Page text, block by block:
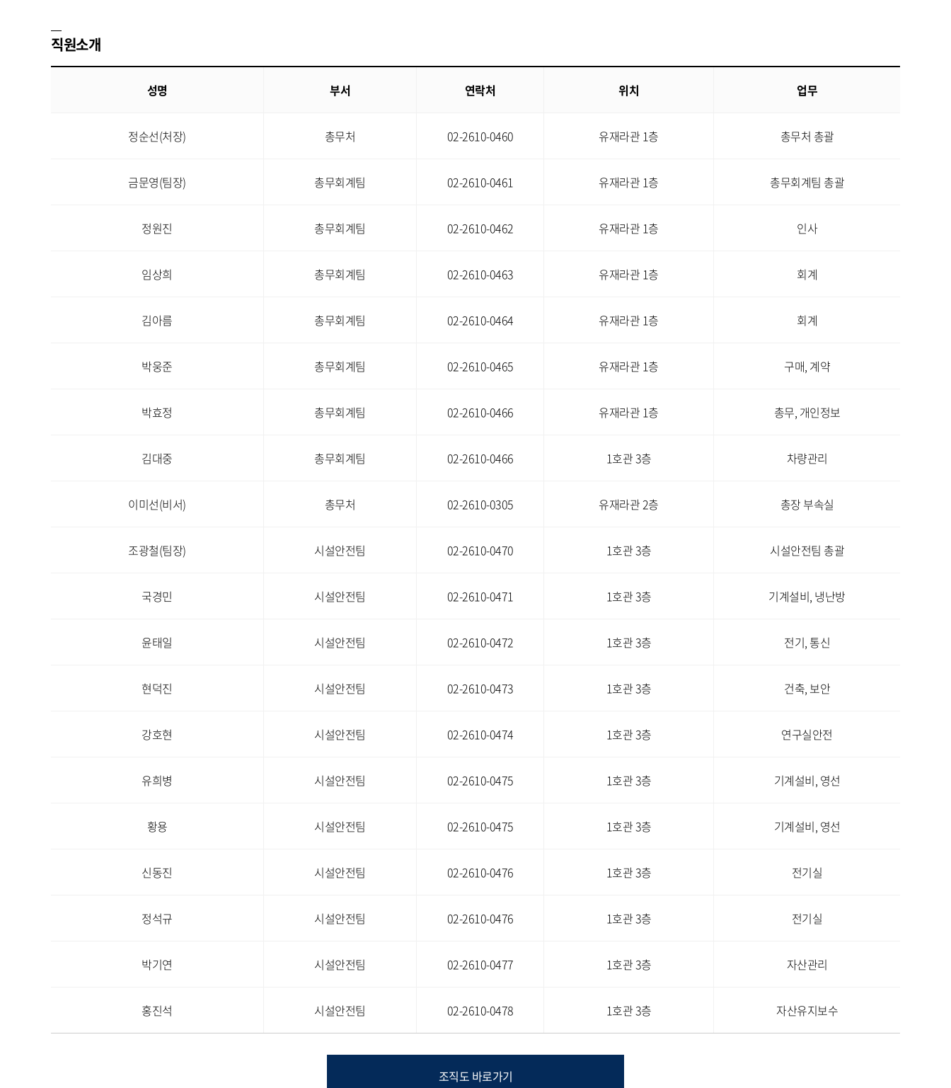
직원소개
성명 부서 연락처 위치 업무
정순선(처장) 총무처 02-2610-0460 유재라관 1층 총무처 총괄
금문영(팀장) 총무회계팀 02-2610-0461 유재라관 1층 총무회계팀 총괄
정원진 총무회계팀 02-2610-0462 유재라관 1층 인사
임상희 총무회계팀 02-2610-0463 유재라관 1층 회계
김아름 총무회계팀 02-2610-0464 유재라관 1층 회계
박웅준 총무회계팀 02-2610-0465 유재라관 1층 구매, 계약
박효정 총무회계팀 02-2610-0466 유재라관 1층 총무, 개인정보
김대중 총무회계팀 02-2610-0466 1호관 3층 차량관리
이미선(비서) 총무처 02-2610-0305 유재라관 2층 총장 부속실
조광철(팀장) 시설안전팀 02-2610-0470 1호관 3층 시설안전팀 총괄
국경민 시설안전팀 02-2610-0471 1호관 3층 기계설비, 냉난방
윤태일 시설안전팀 02-2610-0472 1호관 3층 전기, 통신
현덕진 시설안전팀 02-2610-0473 1호관 3층 건축, 보안
강호현 시설안전팀 02-2610-0474 1호관 3층 연구실안전
유희병 시설안전팀 02-2610-0475 1호관 3층 기계설비, 영선
황용 시설안전팀 02-2610-0475 1호관 3층 기계설비, 영선
신동진 시설안전팀 02-2610-0476 1호관 3층 전기실
정석규 시설안전팀 02-2610-0476 1호관 3층 전기실
박기연 시설안전팀 02-2610-0477 1호관 3층 자산관리
홍진석 시설안전팀 02-2610-0478 1호관 3층 자산유지보수
조직도 바로가기